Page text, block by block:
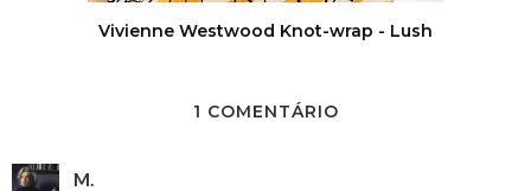
Vivienne Westwood Knot-wrap - Lush
1 COMENTÁRIO
M.